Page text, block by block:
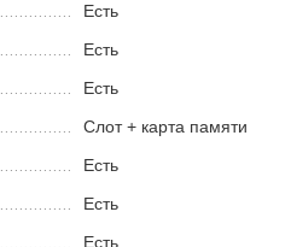
Есть
Есть
Есть
Слот + карта памяти
Есть
Есть
Есть